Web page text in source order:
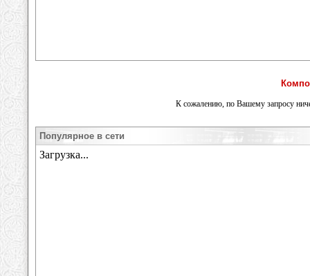
К сожалению, по Вашему запросу
Популярное в сети